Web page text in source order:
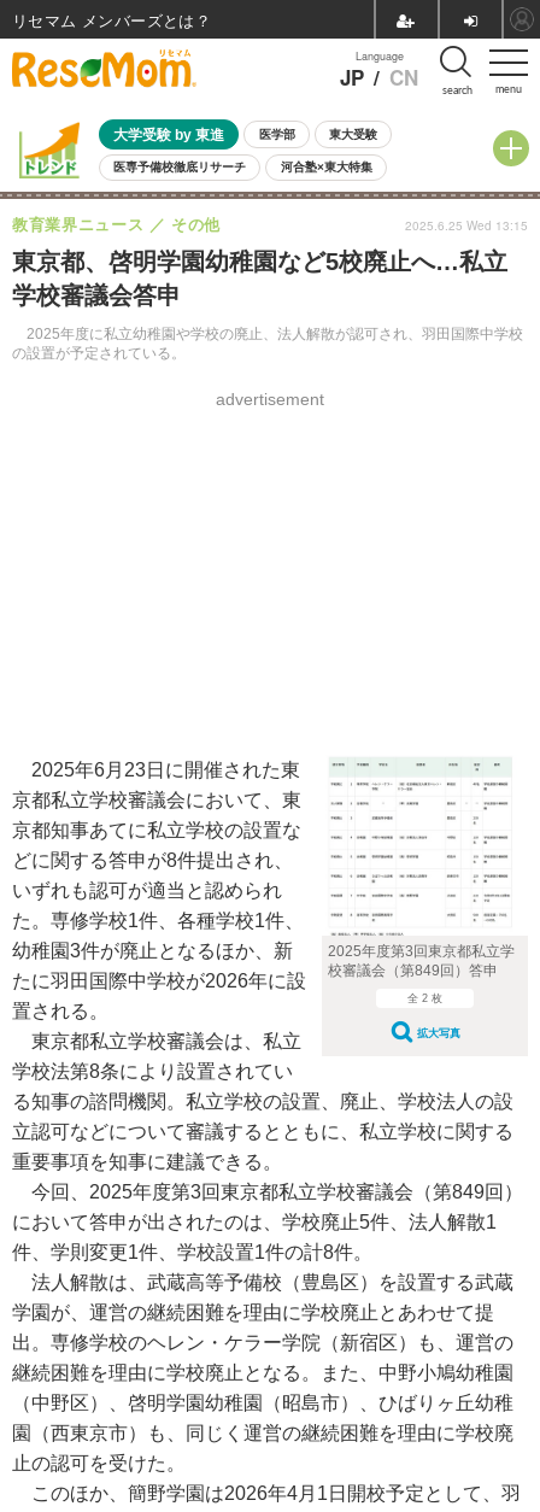
menu
Language
JP / CN search
大学受験 by 東進 医学部 東大受験
医専予備校徹底リサーチ 河合塾×東大特集
親子で考える大学選び 高校受験 中学受験 小学校受験
共通テスト 夏休み 8月開催学校説明会・相談会
8月開催イベント・WS 全国公立高校 過去問 人気記事
自由研究教材（小学生向け）
東京都、啓明学園幼稚園など5校廃止へ…私立
学校審議会答申
2025年度に私立幼稚園や学校の廃止、法人解散が認可され、羽田国際中学校
の設置が予定されている。
教育業界ニュース その他
advertisement
2025.6.25 Wed 13:15
2025年度第3回東京都私立学
校審議会（第849回）答申
全 2 枚
拡大写真
2025年6月23日に開催された東
京都私立学校審議会において、東
京都知事あてに私立学校の設置な
どに関する答申が8件提出され、
いずれも認可が適当と認められ
た。専修学校1件、各種学校1件、
幼稚園3件が廃止となるほか、新
たに羽田国際中学校が2026年に設
置される。
東京都私立学校審議会は、私立
学校法第8条により設置されてい
る知事の諮問機関。私立学校の設置、廃止、学校法人の設
立認可などについて審議するとともに、私立学校に関する
重要事項を知事に建議できる。
今回、2025年度第3回東京都私立学校審議会（第849回）
において答申が出されたのは、学校廃止5件、法人解散1
件、学則変更1件、学校設置1件の計8件。
法人解散は、武蔵高等予備校（豊島区）を設置する武蔵
学園が、運営の継続困難を理由に学校廃止とあわせて提
出。専修学校のヘレン・ケラー学院（新宿区）も、運営の
継続困難を理由に学校廃止となる。また、中野小鳩幼稚園
（中野区）、啓明学園幼稚園（昭島市）、ひばりヶ丘幼稚
園（西東京市）も、同じく運営の継続困難を理由に学校廃
止の認可を受けた。
このほか、簡野学園は2026年4月1日開校予定として、羽
リセマム メンバーズ